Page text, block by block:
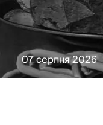
07 серпня 2026